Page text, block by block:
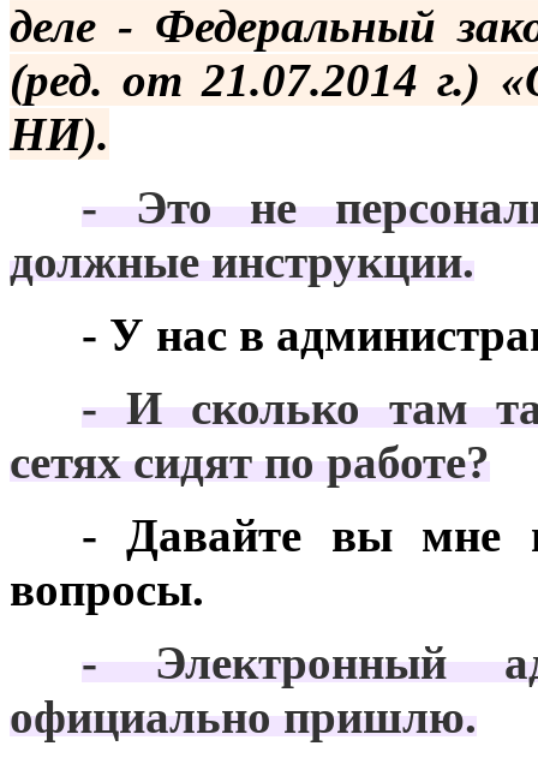
деле - Федеральный
(ред. от 21.07.2014 г.)
НИ).
- Это не
должные инструкции.
- У нас в
- И сколько там
сетях сидят по работе?
- Давайте вы мне
вопросы.
- Электронный
официально пришлю.